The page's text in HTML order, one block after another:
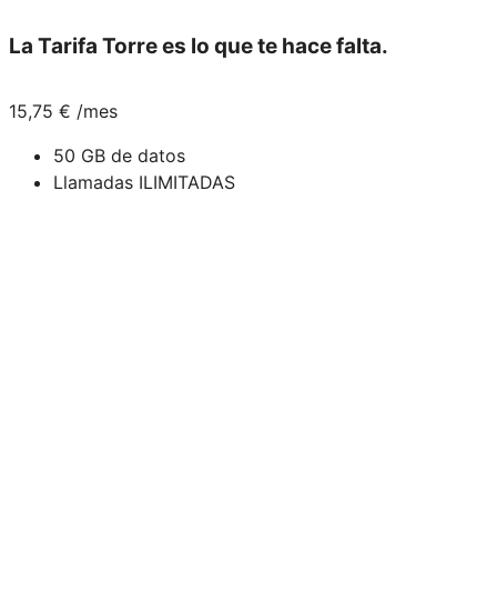
La Tarifa Torrees lo que te hace falta.
15,75 € /mes
50 GB de datos
Llamadas ILIMITADAS